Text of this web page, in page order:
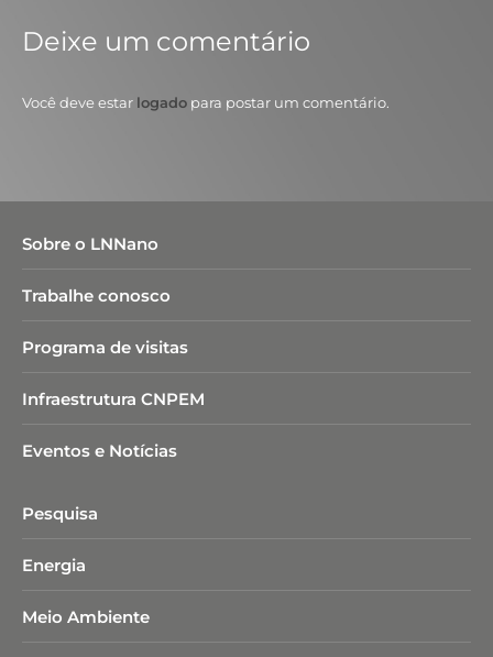
Deixe um comentário
Você deve estar logado para postar um comentário.
Sobre o LNNano
Trabalhe conosco
Programa de visitas
Infraestrutura CNPEM
Eventos e Notícias
Pesquisa
Energia
Meio Ambiente